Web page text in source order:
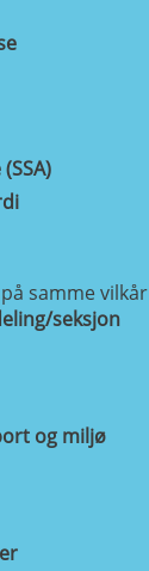
samme vilkår
seksjon
og miljø